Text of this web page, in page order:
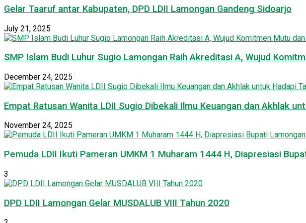
Gelar Taaruf antar Kabupaten, DPD LDII Lamongan Gandeng Sidoarjo
July 21, 2025
SMP Islam Budi Luhur Sugio Lamongan Raih Akreditasi A, Wujud
December 24, 2025
Empat Ratusan Wanita LDII Sugio Dibekali Ilmu Keuangan dan Akhlak
November 24, 2025
Pemuda LDII Ikuti Pameran UMKM 1 Muharam 1444 H, Diapresiasi
3
DPD LDII Lamongan Gelar MUSDALUB VIII Tahun 2020